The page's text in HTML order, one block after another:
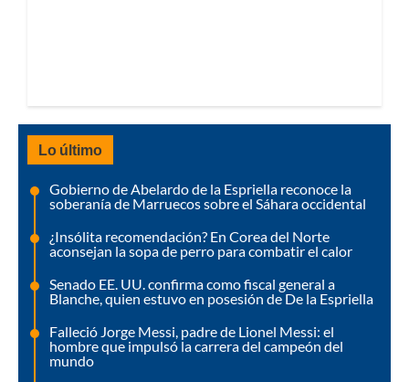
Lo último
Gobierno de Abelardo de la Espriella reconoce la
soberanía de Marruecos sobre el Sáhara occidental
¿Insólita recomendación? En Corea del Norte
aconsejan la sopa de perro para combatir el calor
Senado EE. UU. confirma como fiscal general a
Blanche, quien estuvo en posesión de De la Espriella
Falleció Jorge Messi, padre de Lionel Messi: el
hombre que impulsó la carrera del campeón del
mundo